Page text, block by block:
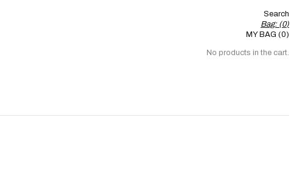
Search
Bag: (0)
MY BAG (0)
No products in the cart.